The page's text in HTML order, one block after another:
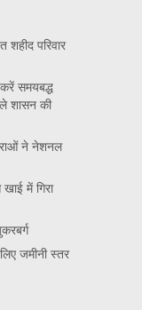
शहीद परिवार
समयबद्ध
शासन की
ने नेशनल
में गिरा
जमीनी स्तर